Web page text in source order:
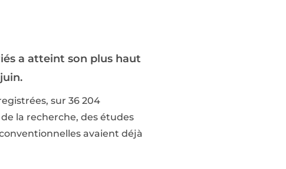
a atteint son plus haut
sur 36 204
la recherche, des études
avaient déjà